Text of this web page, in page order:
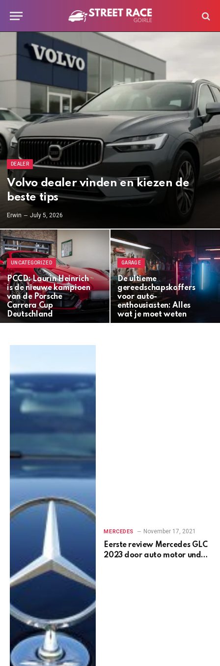
DEALER
Volvo dealer vinden en kiezen de
beste tips
Erwin July 5, 2026
UNCATEGORIZED
PCCD: Laurin Heinrich
is de nieuwe kampioen
van de Porsche
Carrera Cup
Deutschland
GARAGE
De ultieme
gereedschapskoffers
voor auto-
enthousiasten: Alles
wat je moet weten
MERCEDES November 17, 2021
Eerste review Mercedes GLC
2023 door auto motor und